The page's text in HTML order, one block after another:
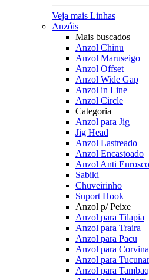
Veja mais Linhas
Anzóis
Mais buscados
Anzol Chinu
Anzol Maruseigo
Anzol Offset
Anzol Wide Gap
Anzol in Line
Anzol Circle
Categoria
Anzol para Jig
Jig Head
Anzol Lastreado
Anzol Encastoado
Anzol Anti Enrosco
Sabiki
Chuveirinho
Suport Hook
Anzol p/ Peixe
Anzol para Tilapia
Anzol para Traira
Anzol para Pacu
Anzol para Corvina
Anzol para
Anzol para